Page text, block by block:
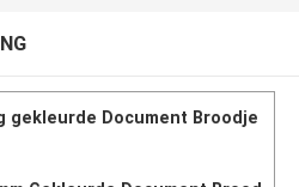
gekleurde Document Broodje